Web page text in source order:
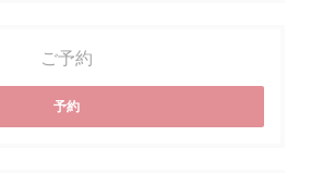
ご予約
予約